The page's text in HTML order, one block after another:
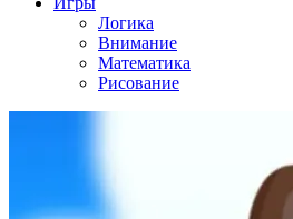
Логика
Внимание
Математика
Рисование